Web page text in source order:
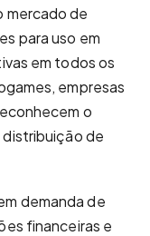
mercado de
para uso em
em todos os
empresas
o
distribuição de
demanda de
financeiras e